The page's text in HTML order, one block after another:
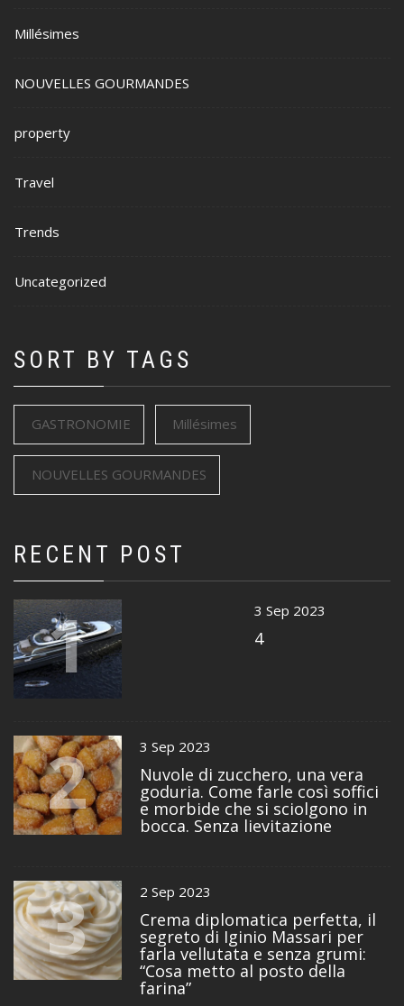
Millésimes
NOUVELLES GOURMANDES
property
Travel
Trends
Uncategorized
SORT BY TAGS
GASTRONOMIE Millésimes
NOUVELLES GOURMANDES
RECENT POST
1 3 Sep 2023
4
2 3 Sep 2023
Nuvole di zucchero, una vera
goduria. Come farle così soffici
e morbide che si sciolgono in
bocca. Senza lievitazione
3 2 Sep 2023
Crema diplomatica perfetta, il
segreto di Iginio Massari per
farla vellutata e senza grumi:
“Cosa metto al posto della
farina”